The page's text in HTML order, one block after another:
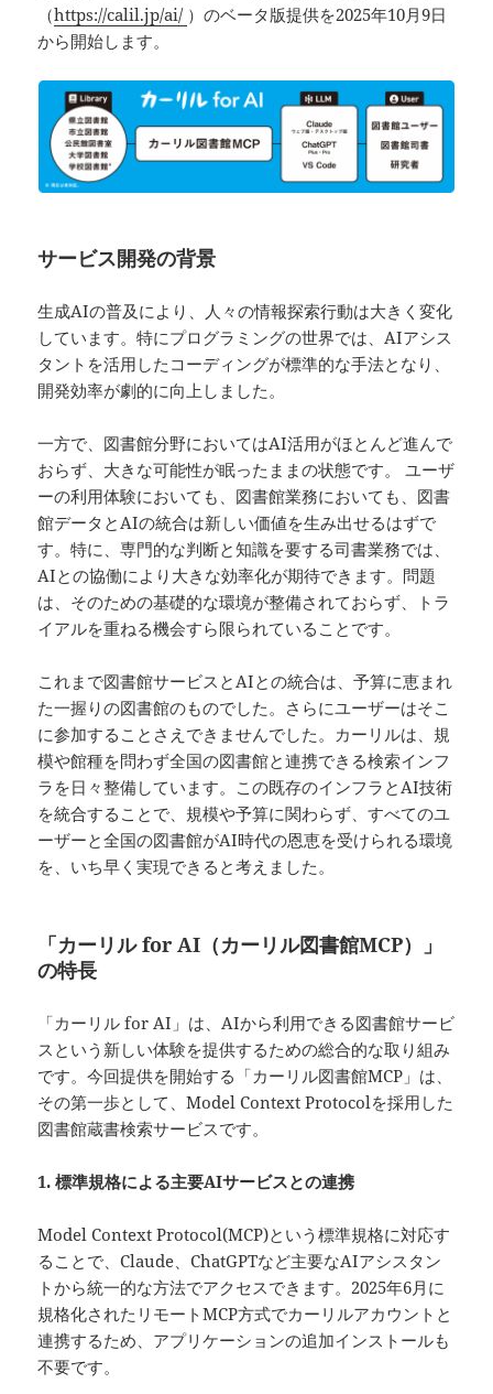
（https://calil.jp/ai/ ）のベータ版提供を2025年10月9日
から開始します。
サービス開発の背景
生成AIの普及により、人々の情報探索行動は大きく変化
しています。特にプログラミングの世界では、AIアシス
タントを活用したコーディングが標準的な手法となり、
開発効率が劇的に向上しました。
一方で、図書館分野においてはAI活用がほとんど進んで
おらず、大きな可能性が眠ったままの状態です。 ユーザ
ーの利用体験においても、図書館業務においても、図書
館データとAIの統合は新しい価値を生み出せるはずで
す。特に、専門的な判断と知識を要する司書業務では、
AIとの協働により大きな効率化が期待できます。問題
は、そのための基礎的な環境が整備されておらず、トラ
イアルを重ねる機会すら限られていることです。
これまで図書館サービスとAIとの統合は、予算に恵まれ
た一握りの図書館のものでした。さらにユーザーはそこ
に参加することさえできませんでした。カーリルは、規
模や館種を問わず全国の図書館と連携できる検索インフ
ラを日々整備しています。この既存のインフラとAI技術
を統合することで、規模や予算に関わらず、すべてのユ
ーザーと全国の図書館がAI時代の恩恵を受けられる環境
を、いち早く実現できると考えました。
「カーリル for AI（カーリル図書館MCP）」
の特長
「カーリル for AI」は、AIから利用できる図書館サービ
スという新しい体験を提供するための総合的な取り組み
です。今回提供を開始する「カーリル図書館MCP」は、
その第一歩として、Model Context Protocolを採用した
図書館蔵書検索サービスです。
1. 標準規格による主要AIサービスとの連携
Model Context Protocol(MCP)という標準規格に対応す
ることで、Claude、ChatGPTなど主要なAIアシスタン
トから統一的な方法でアクセスできます。2025年6月に
規格化されたリモートMCP方式でカーリルアカウントと
連携するため、アプリケーションの追加インストールも
不要です。